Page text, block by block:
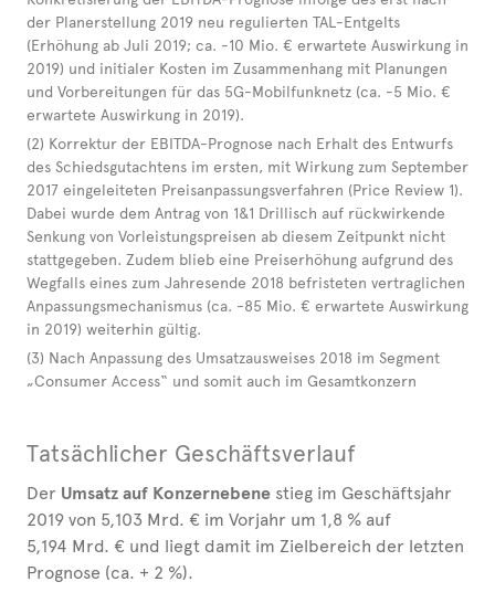
der Planerstellung 2019 neu regulierten TAL-Entgelts
(Erhöhung ab Juli 2019; ca. -10 Mio. € erwartete Auswirkung in
2019) und initialer Kosten im Zusammenhang mit Planungen
und Vorbereitungen für das 5G-Mobilfunknetz (ca. -5 Mio. €
erwartete Auswirkung in 2019).
(2) Korrektur der EBITDA-Prognose nach Erhalt des Entwurfs
des Schiedsgutachtens im ersten, mit Wirkung zum September
2017 eingeleiteten Preisanpassungsverfahren (Price Review 1).
Dabei wurde dem Antrag von 1&1 Drillisch auf rückwirkende
Senkung von Vorleistungspreisen ab diesem Zeitpunkt nicht
stattgegeben. Zudem blieb eine Preiserhöhung aufgrund des
Wegfalls eines zum Jahresende 2018 befristeten vertraglichen
Anpassungsmechanismus (ca. -85 Mio. € erwartete Auswirkung
in 2019) weiterhin gültig.
(3) Nach Anpassung des Umsatzausweises 2018 im Segment
„Consumer Access“ und somit auch im Gesamtkonzern
Tatsächlicher Geschäftsverlauf
Der Umsatz auf Konzernebene stieg im Geschäftsjahr
2019 von 5,103 Mrd. € im Vorjahr um 1,8 % auf
5,194 Mrd. € und liegt damit im Zielbereich der letzten
Prognose (ca. + 2 %).